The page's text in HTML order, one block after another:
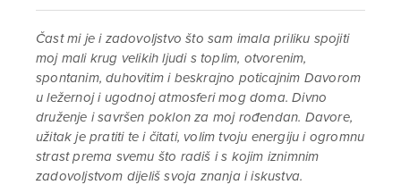
Čast mi je i zadovoljstvo što sam imala priliku spojiti
moj mali krug velikih ljudi s toplim, otvorenim,
spontanim, duhovitim i beskrajno poticajnim Davorom
u ležernoj i ugodnoj atmosferi mog doma. Divno
druženje i savršen poklon za moj rođendan. Davore,
užitak je pratiti te i čitati, volim tvoju energiju i ogromnu
strast prema svemu što radiš i s kojim iznimnim
zadovoljstvom dijeliš svoja znanja i iskustva.